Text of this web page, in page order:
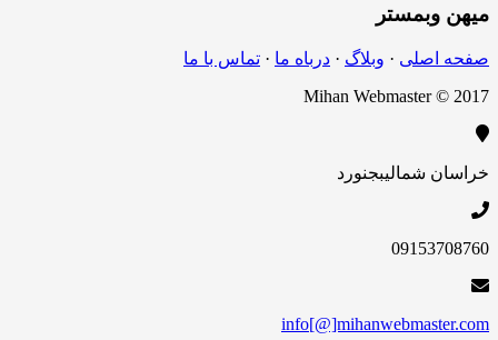
وبمستر
· وبلاگ · درباه ما · تماس با ما
Mihan Webmaster
شمالیبجنورد